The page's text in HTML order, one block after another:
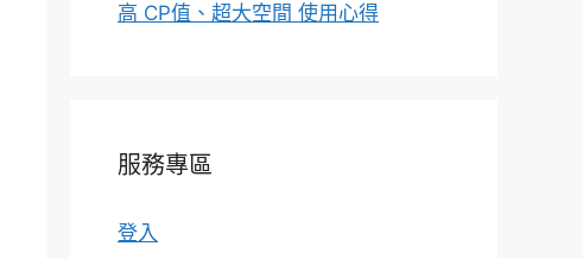
高 CP值、超大空間 使用心得
服務專區
登入